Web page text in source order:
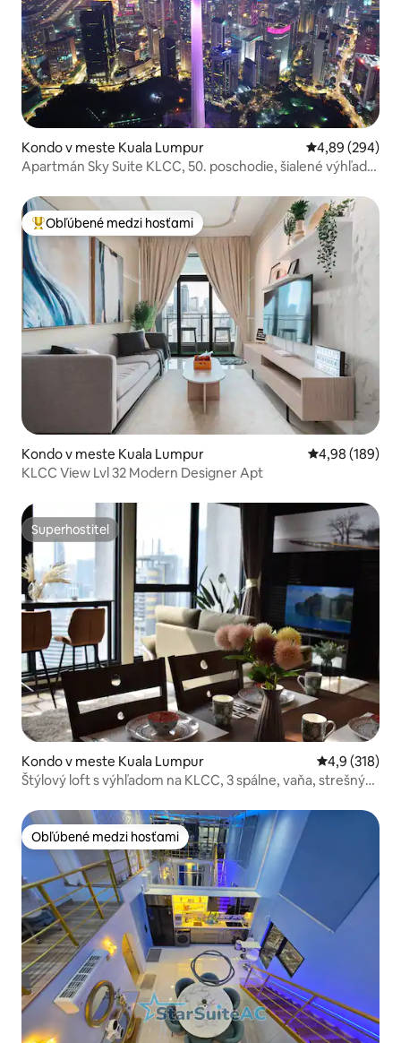
Kondo v meste Kuala Lumpur Priemerné
4,89 (294)
Apartmán Sky Suite KLCC, 50. poschodie, šialené výhľady,
Najobľúbenejšie medzi hosťami
Obľúbené medzi hosťami
Kondo v meste Kuala Lumpur Priemerné
4,98 (189)
KLCC View Lvl 32 Modern Designer Apt
Superhostiteľ
Superhostiteľ
Kondo v meste Kuala Lumpur Priemerné
4,9 (318)
Štýlový loft s výhľadom na KLCC, 3 spálne, vaňa, strešný
Obľúbené medzi hosťami
Obľúbené medzi hosťami